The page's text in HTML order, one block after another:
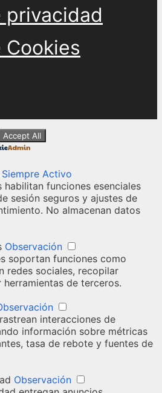
privacidad
Accept All
Siempre Activo
habilitan funciones esenciales
sesión seguros y ajustes de
No almacenan datos
Observación
soportan funciones como
redes sociales, recopilar
de terceros.
interacciones de
información sobre métricas
tasa de rebote y fuentes de
Observación